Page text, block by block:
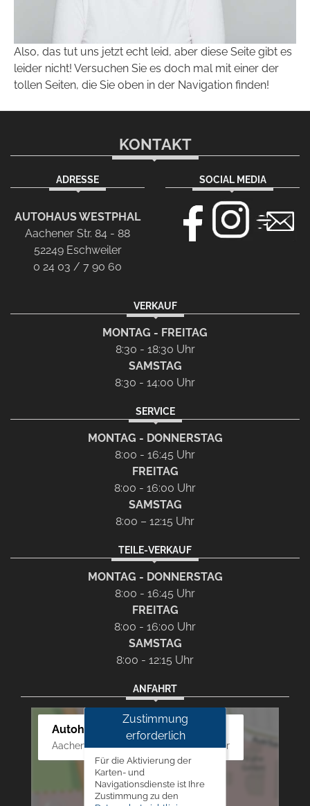
Also, das tut uns jetzt echt leid, aber diese Seite gibt es
leider nicht! Versuchen Sie es doch mal mit einer der
tollen Seiten, die Sie oben in der Navigation finden!
KONTAKT
ADRESSE
AUTOHAUS WESTPHAL
Aachener Str. 84 - 88
52249 Eschweiler
0 24 03 / 7 90 60
SOCIAL MEDIA
VERKAUF
MONTAG - FREITAG
8:30 - 18:30 Uhr
SAMSTAG
8:30 - 14:00 Uhr
SERVICE
MONTAG - DONNERSTAG
8:00 - 16:45 Uhr
FREITAG
8:00 - 16:00 Uhr
SAMSTAG
8:00 – 12:15 Uhr
TEILE-VERKAUF
MONTAG - DONNERSTAG
8:00 - 16:45 Uhr
FREITAG
8:00 - 16:00 Uhr
SAMSTAG
8:00 - 12:15 Uhr
ANFAHRT
Autohaus Westphal
Aachener Str. 84 - 88, 52249 Eschweiler
Zustimmung
erforderlich
Für die Aktivierung der
Karten- und
Navigationsdienste ist Ihre
Zustimmung zu den